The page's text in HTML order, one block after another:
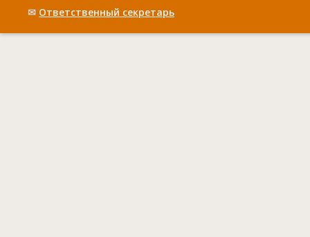
✉ Ответственный cекретарь